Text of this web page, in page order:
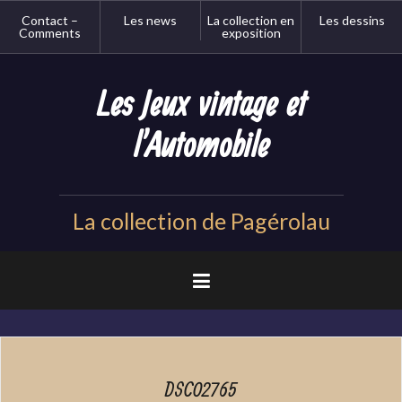
Contact –
Comments
Les news
La collection en
exposition
Les dessins
Les Jeux vintage et
l'Automobile
La collection de Pagérolau
DSC02765